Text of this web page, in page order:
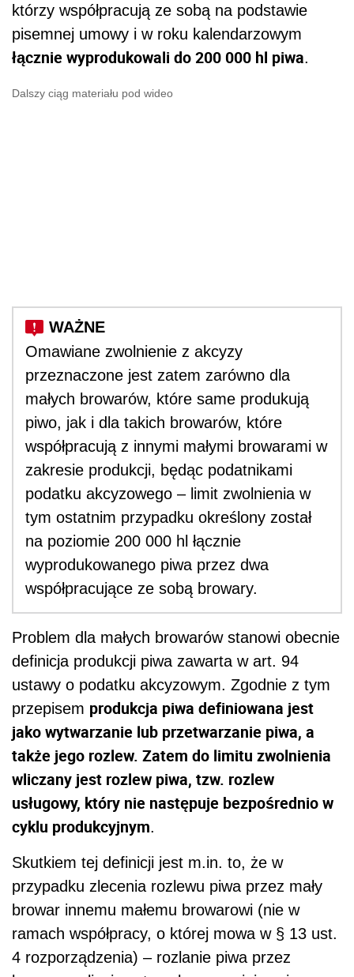
którzy współpracują ze sobą na podstawie
pisemnej umowy i w roku kalendarzowym
łącznie wyprodukowali do 200 000 hl piwa.
Dalszy ciąg materiału pod wideo
Omawiane zwolnienie z akcyzy
przeznaczone jest zatem zarówno dla
małych browarów, które same produkują
piwo, jak i dla takich browarów, które
współpracują z innymi małymi browarami w
zakresie produkcji, będąc podatnikami
podatku akcyzowego – limit zwolnienia w
tym ostatnim przypadku określony został
na poziomie 200 000 hl łącznie
wyprodukowanego piwa przez dwa
współpracujące ze sobą browary.
Problem dla małych browarów stanowi obecnie
definicja produkcji piwa zawarta w art. 94
ustawy o podatku akcyzowym. Zgodnie z tym
przepisem produkcja piwa definiowana jest
jako wytwarzanie lub przetwarzanie piwa, a
także jego rozlew. Zatem do limitu zwolnienia
wliczany jest rozlew piwa, tzw. rozlew
usługowy, który nie następuje bezpośrednio w
cyklu produkcyjnym.
Skutkiem tej definicji jest m.in. to, że w
przypadku zlecenia rozlewu piwa przez mały
browar innemu małemu browarowi (nie w
ramach współpracy, o której mowa w § 13 ust.
4 rozporządzenia) – rozlanie piwa przez